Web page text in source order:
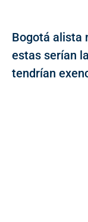
Bogotá alista
estas serían
tendrían